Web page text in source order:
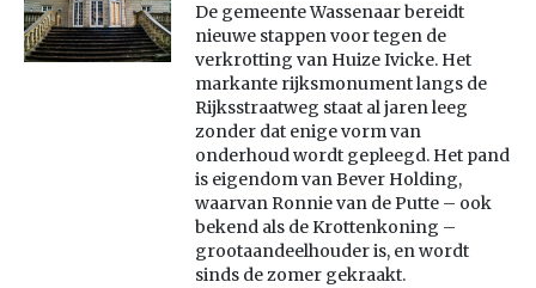
De gemeente Wassenaar bereidt
nieuwe stappen voor tegen de
verkrotting van Huize Ivicke. Het
markante rijksmonument langs de
Rijksstraatweg staat al jaren leeg
zonder dat enige vorm van
onderhoud wordt gepleegd. Het pand
is eigendom van Bever Holding,
waarvan Ronnie van de Putte – ook
bekend als de Krottenkoning –
grootaandeelhouder is, en wordt
sinds de zomer gekraakt.